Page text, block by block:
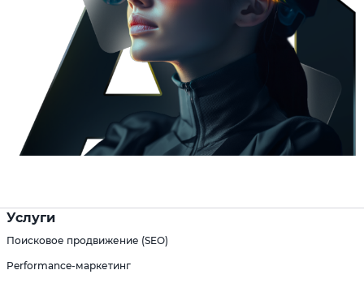
Услуги
Поисковое продвижение (SEO)
Performance-маркетинг